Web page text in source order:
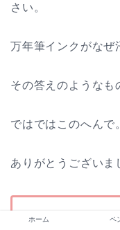
さい。
万年筆インクがな
その答えのようなも
ではではこのへんで
ありがとうございま
tillata(ちらた
ホーム ペ